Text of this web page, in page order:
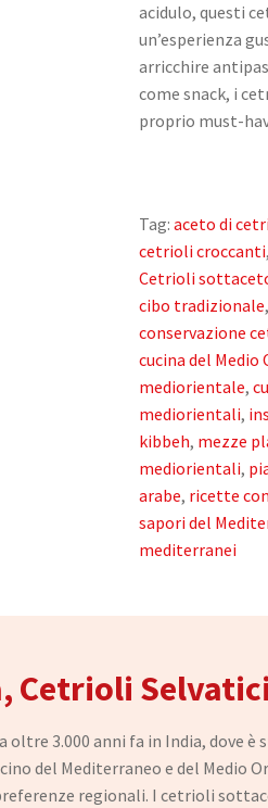
acidulo, questi
un’esperienza
arricchire
come snack, i
proprio must-
Tag: aceto di
cetrioli croccanti,
Cetrioli
cibo tradizionale,
conservazione
cucina del Medio
mediorientale,
mediorientali,
kibbeh, mezze
mediorientali,
arabe, ricette
sapori del
mediterranei
Cetrioli
3.000 anni fa in India, dove
del Mediterraneo e del Medio
regionali. I cetrioli